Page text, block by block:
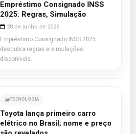
Empréstimo Consignado INSS
2025: Regras, Simulação
28 de junho de 2026
Empréstimo Consignado INSS 2025:
descubra regras e simulações
disponíveis.
TECNOLOGIA
Toyota lança primeiro carro
elétrico no Brasil; nome e preço